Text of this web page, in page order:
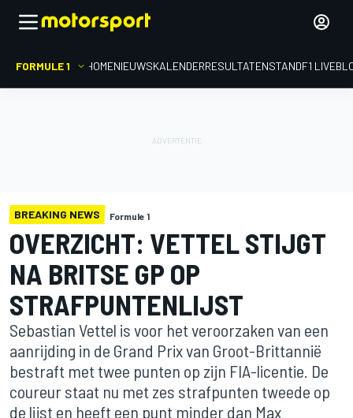
FORMULE 1 HOMENIEUWSKALENDERRESULTATENSTANDF1
BREAKING NEWS Formule 1
OVERZICHT: VETTEL STIJGT
NA BRITSE GP OP
STRAFPUNTENLIJST
Sebastian Vettel is voor het veroorzaken van een
aanrijding in de Grand Prix van Groot-Brittannië
bestraft met twee punten op zijn FIA-licentie. De
coureur staat nu met zes strafpunten tweede op
de lijst en heeft een punt minder dan Max